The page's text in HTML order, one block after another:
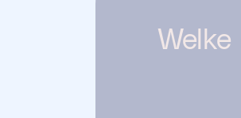
Welke